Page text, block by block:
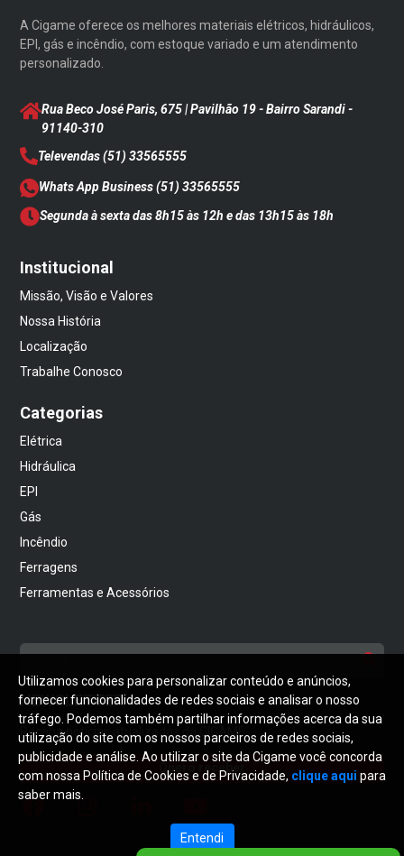
A Cigame oferece os melhores materiais elétricos, hidráulicos,
EPI, gás e incêndio, com estoque variado e um atendimento
personalizado.
Rua Beco José Paris, 675 | Pavilhão 19 - Bairro Sarandi-
91140-310
Televendas(51) 33565555
Whats App Business(51) 33565555
Segunda à sexta das 8h15 às 12h e das 13h15 às 18h
Institucional
Missão, Visão e Valores
Nossa História
Localização
Trabalhe Conosco
Categorias
Elétrica
Hidráulica
EPI
Gás
Incêndio
Ferragens
Ferramentas e Acessórios
NEWSLETTER
Receba notícias atualizadas da CIGAME
Quero receber
Utilizamos cookies para personalizar conteúdo e anúncios,
fornecer funcionalidades de redes sociais e analisar o nosso
tráfego. Podemos também partilhar informações acerca da sua
utilização do site com os nossos parceiros de redes sociais,
publicidade e análise. Ao utilizar o site da Cigame você concorda
com nossa Política de Cookies e de Privacidade, clique aqui para
saber mais.
Entendi